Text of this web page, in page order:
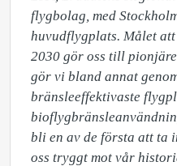
flygbolag, med
huvudflygplats. Målet
2030 gör oss till
gör vi bland annat
bränsleeffektivaste
bli en av de första att ta
oss tryggt mot vår